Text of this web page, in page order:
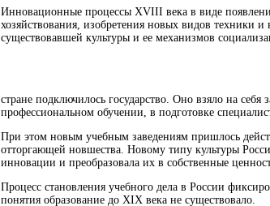
Инновационные процессы XVIII века в виде
хозяйствования, изобретения новых видов техники
существовавшей культуры и ее механизмов
стране подключилось государство. Оно взяло на
профессиональном обучении, в подготовке
При этом новым учебным заведениям пришлось
отторгающей новшества. Новому типу культуры
инновации и преобразовала их в собственные
Процесс становления учебного дела в России
понятия образование до XIX века не существовало.